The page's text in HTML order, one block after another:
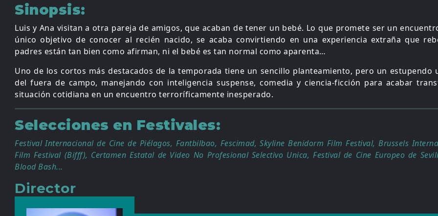
Sinopsis:
Luis y Ana visitan a otra pareja de amigos, que acaban de tener un bebé. Lo que promete ser un
único objetivo de conocer al recién nacido, se acaba convirtiendo en una experiencia extraña que
padres están tan bien como afirman, ni el bebé es tan normal como aparenta…
Uno de los cortos más destacados de la temporada tiene un sencillo planteamiento, pero un estupendo
del fuera de campo, manejando con inteligencia suspense, comedia y ciencia-ficción para acabar
situación cotidiana en un encuentro terroríficamente inesperado.
Selecciones en Festivales:
Festival Internacional de Cine de Piélagos, Fantbilbao, Fescimad, Skyline Benidorm Film Festival, Brussels
Film Festival (Bifff), Certamen Estatal de Video No Profesional Selectivo Unica, Festival de Cine Europeo de
Blood Bash...
Director